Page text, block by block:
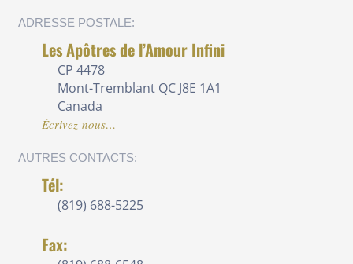
ADRESSE POSTALE:
Les Apôtres de l’Amour Infini
CP 4478
Mont-Tremblant QC J8E 1A1
Canada
Écrivez-nous…
AUTRES CONTACTS:
Tél:
(819) 688-5225
Fax: